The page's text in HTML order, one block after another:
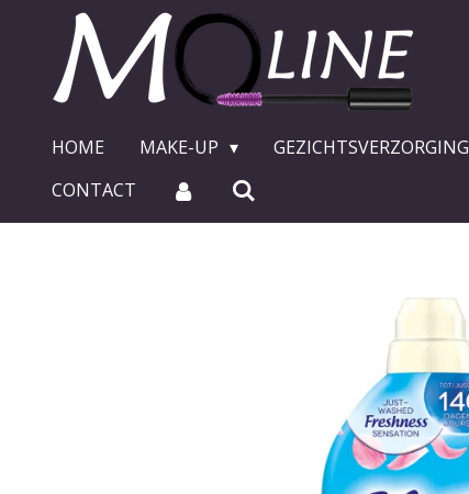
hoofdinhoud
HOME MAKE-UP GEZICHTSVERZORGING
CONTACT